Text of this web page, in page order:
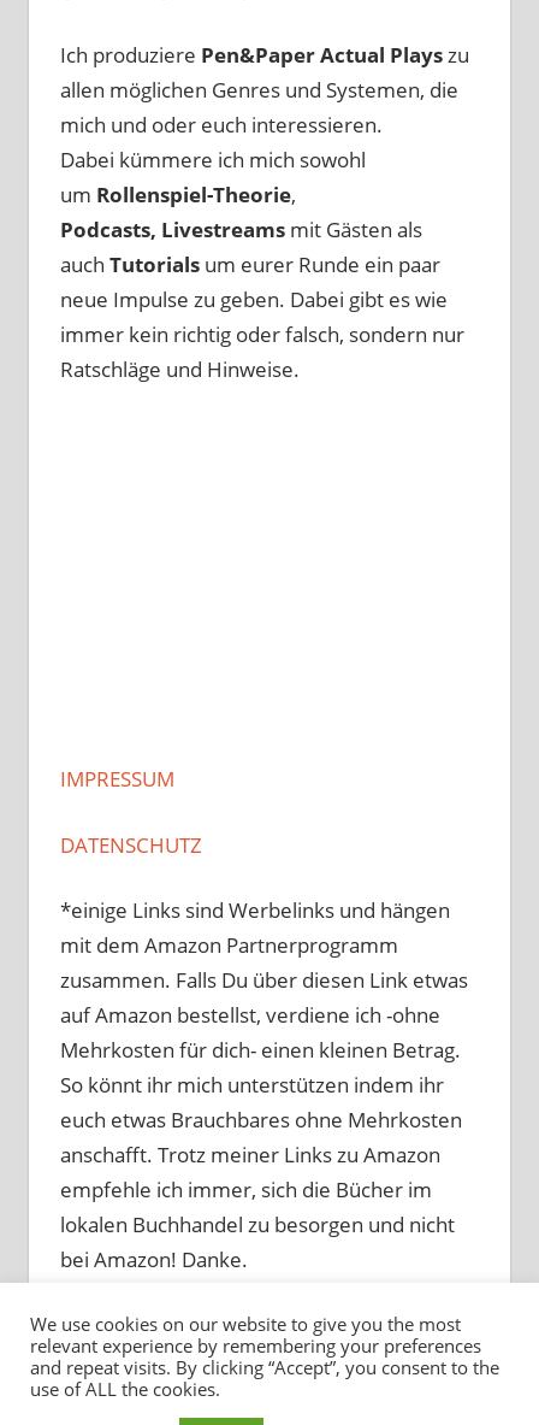
Ich produziere Pen&PaperActual Playszu
allen möglichen Genres und Systemen, die
mich und oder euch interessieren.
Dabei kümmere ich mich sowohl
um Rollenspiel-Theorie,
Podcasts, Livestreams mit Gästen als
auch Tutorials um eurer Runde ein paar
neue Impulse zu geben. Dabei gibt es wie
immer kein richtig oder falsch, sondern nur
Ratschläge und Hinweise.
IMPRESSUM
DATENSCHUTZ
*einige Links sind Werbelinks und hängen
mit dem Amazon Partnerprogramm
zusammen. Falls Du über diesen Link etwas
auf Amazon bestellst, verdiene ich -ohne
Mehrkosten für dich- einen kleinen Betrag.
So könnt ihr mich unterstützen indem ihr
euch etwas Brauchbares ohne Mehrkosten
anschafft. Trotz meiner Links zu Amazon
empfehle ich immer, sich die Bücher im
lokalen Buchhandel zu besorgen und nicht
bei Amazon! Danke.
We use cookies on our website to give you the most
relevant experience by remembering your preferences
and repeat visits. By clicking “Accept”, you consent to the
use of ALL the cookies.